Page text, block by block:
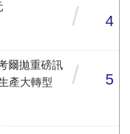
/ 4
爾拋重磅訊
產大轉型
/ 5